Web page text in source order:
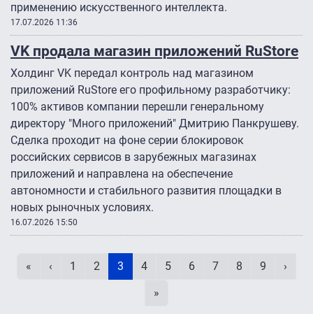
применению искусственного интеллекта.
17.07.2026 11:36
VK продала магазин приложений RuStore
Холдинг VK передал контроль над магазином
приложений RuStore его профильному разработчику:
100% активов компании перешли генеральному
директору "Много приложений" Дмитрию Панкрушеву.
Сделка проходит на фоне серии блокировок
российских сервисов в зарубежных магазинах
приложений и направлена на обеспечение
автономности и стабильного развития площадки в
новых рыночных условиях.
16.07.2026 15:50
Первая страница
« Предыдущая страница
‹ Page
1 Page
2 Текущая страница
3 Page
4 Page
5 Page
6 Page
7 Page
8 Page
9
›
Последняя страница
»